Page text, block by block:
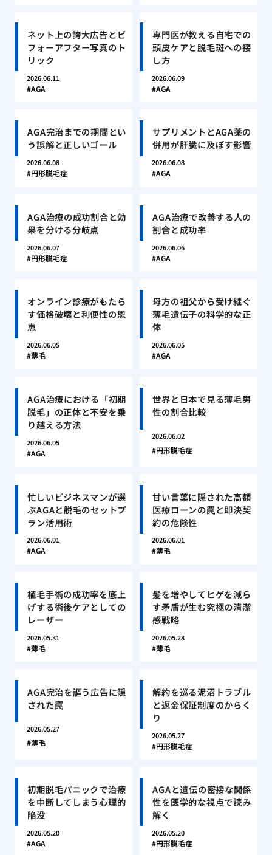
ネット上の誇大広告とビ
フォーアフター写真のト
リック
2026.06.11
AGA
専門医が教える自宅での
頭皮ケアと脱毛斑への接
し方
2026.06.09
AGA
AGA完治までの期間とい
う誤解と正しいゴール
2026.06.08
円形脱毛症
サプリメントとAGA薬の
併用が肝臓に及ぼす影響
2026.06.08
AGA
AGA治療の成功割合と効
果を分ける分岐点
2026.06.07
円形脱毛症
AGA治療で改善する人の
割合と成功率
2026.06.06
AGA
オンライン診療がもたら
す価格破壊と利便性の恩
恵
2026.06.05
薄毛
母方の祖父から受け継ぐ
薄毛遺伝子の科学的な正
体
2026.06.05
AGA
AGA治療における「初期
脱毛」の正体と不安を乗
り越える方法
2026.06.05
AGA
世界と日本で見る薄毛男
性の割合比較
2026.06.02
円形脱毛症
忙しいビジネスマンが選
ぶAGAと脱毛のセットプ
ラン活用術
2026.06.01
AGA
甘い言葉に隠された高額
医療ローンの罠と即決契
約の危険性
2026.06.01
薄毛
植毛手術の成功率を底上
げする術後ケアとしての
レーザー
2026.05.31
薄毛
髪を増やしてヒゲを減ら
す矛盾が生む究極の清潔
感戦略
2026.05.28
薄毛
AGA完治を謳う広告に隠
された罠
2026.05.27
薄毛
解約を巡る泥沼トラブル
と返金保証制度のからく
り
2026.05.27
円形脱毛症
初期脱毛パニックで治療
を中断してしまう心理的
陥没
2026.05.20
AGA
AGAと遺伝の密接な関係
性を医学的な視点で読み
解く
2026.05.20
円形脱毛症